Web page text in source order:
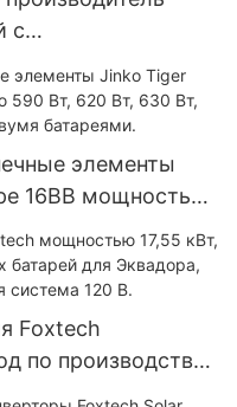
с
системами,
элементы
16BB мощностью
двусторонние
Foxtech
по производству
Бразилии и